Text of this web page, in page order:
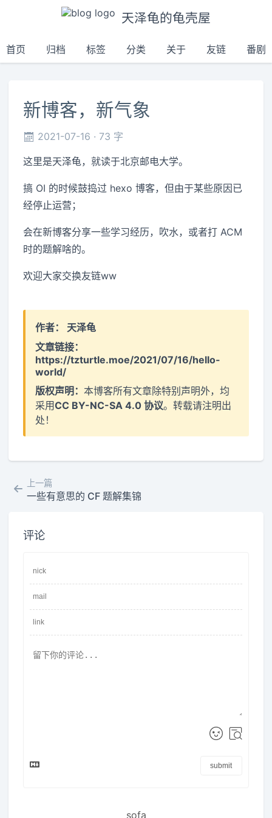
天泽龟的龟壳屋
首页 归档 标签 分类 关于 友链 番剧
新博客，新气象
2021-07-16 73 字
这里是天泽龟，就读于北京邮电大学。
搞 OI 的时候鼓捣过 hexo 博客，但由于某些原因已
经停止运营；
会在新博客分享一些学习经历，吹水，或者打 ACM
时的题解啥的。
欢迎大家交换友链ww
作者：
天泽龟
文章链接：
https://tzturtle.moe/2021/07/16/hello-
world/
版权声明：本博客所有文章除特别声明外，均
采用CC BY-NC-SA 4.0 协议。转载请注明出
处！
上一篇
一些有意思的 CF 题解集锦
评论
submit
sofa